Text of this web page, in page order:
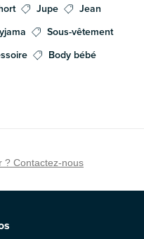
Jupe
Jean
Sous-vêtement
Body bébé
? Contactez-nous